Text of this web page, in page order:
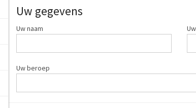
Uw gegevens
Uw naam
Uw beroep